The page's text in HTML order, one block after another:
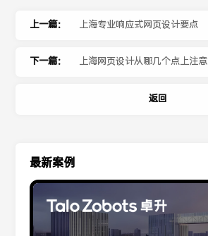
上一篇： 上海专业响应式网页设计要点
下一篇： 上海网页设计从哪几个点上注意
返回
最新案例